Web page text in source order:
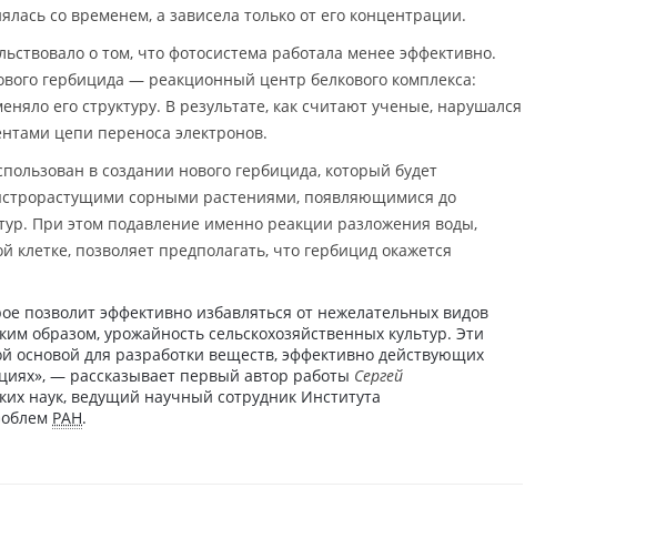
со временем, а зависела только от его концентрации.
о том, что фотосистема работала менее эффективно.
гербицида — реакционный центр белкового комплекса:
его структуру. В результате, как считают ученые, нарушался
цепи переноса электронов.
в создании нового гербицида, который будет
сорными растениями, появляющимися до
При этом подавление именно реакции разложения воды,
позволяет предполагать, что гербицид окажется
позволит эффективно избавляться от нежелательных видов
образом, урожайность сельскохозяйственных культур. Эти
основой для разработки веществ, эффективно действующих
— рассказывает первый автор работы Сергей
наук, ведущий научный сотрудник Института
РАН.